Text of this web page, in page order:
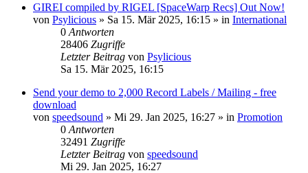
GIREI compiled by RIGEL [SpaceWarp Recs] Out Now!
von Psylicious » Sa 15. Mär 2025, 16:15 » in International
0 Antworten
28406 Zugriffe
Letzter Beitrag von Psylicious
Sa 15. Mär 2025, 16:15
Send your demo to 2,000 Record Labels / Mailing - free
download
von speedsound » Mi 29. Jan 2025, 16:27 » in Promotion
0 Antworten
32491 Zugriffe
Letzter Beitrag von speedsound
Mi 29. Jan 2025, 16:27